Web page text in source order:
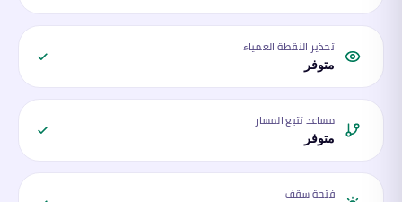
تحذير النقطة العمياء
متوفر
مساعد تتبع المسار
متوفر
فتحة سقف